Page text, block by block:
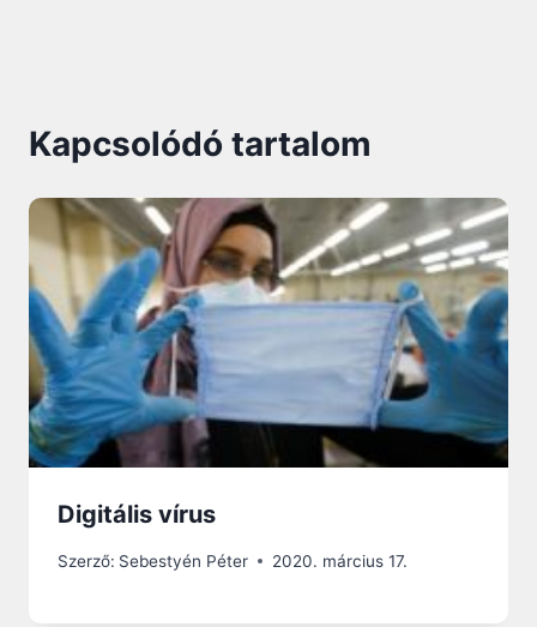
Kapcsolódó tartalom
Digitális vírus
Szerző: Sebestyén Péter 2020. március 17.